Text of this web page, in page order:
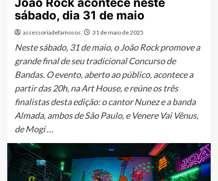
sábado, dia 31 de maio
assessoriadefamosos 31 de maio de 2025
Neste sábado, 31 de maio, o João Rock promove a
grande final de seu tradicional Concurso de
Bandas. O evento, aberto ao público, acontece a
partir das 20h, na Art House, e reúne os três
finalistas desta edição: o cantor Nunez e a banda
Almada, ambos de São Paulo, e Venere Vai Vênus,
de Mogi …